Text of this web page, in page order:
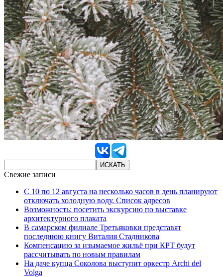
Свежие записи
С 10 по 12 августа на несколько часов в день планируют
отключать холодную воду. Список адресов
Возможность: посетить экскурсию по выставке
архитектурного плаката
В самарском филиале Третьяковки представят
последнюю книгу Виталия Стадникова
Компенсацию за изымаемое жильё при КРТ будут
рассчитывать по новым правилам
На даче купца Соколова выступит оркестр Archi del
Volga